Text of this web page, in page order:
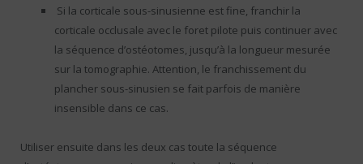
Si la corticale sous-sinusienne est fine, franchir la
corticale occlusale avec le foret pilote puis continuer avec
la séquence d’ostéotomes, jusqu’à la longueur mesurée
sur la tomographie. Attention, le franchissement du
plancher sous-sinusien se fait parfois de manière
insensible dans ce cas.
Utiliser ensuite dans les deux cas toute la séquence